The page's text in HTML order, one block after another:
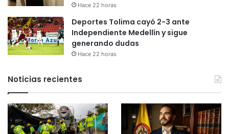
Hace 22 horas
Deportes Tolima cayó 2-3 ante
Independiente Medellín y sigue
generando dudas
Hace 22 horas
Noticias recientes